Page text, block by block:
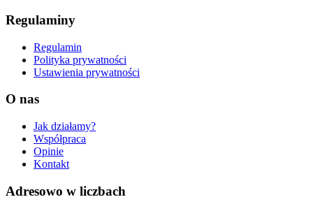
Regulaminy
Regulamin
Polityka prywatności
Ustawienia prywatności
O nas
Jak działamy?
Współpraca
Opinie
Kontakt
Adresowo w liczbach